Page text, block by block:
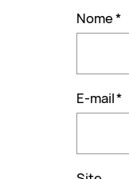
Nome*
E-mail*